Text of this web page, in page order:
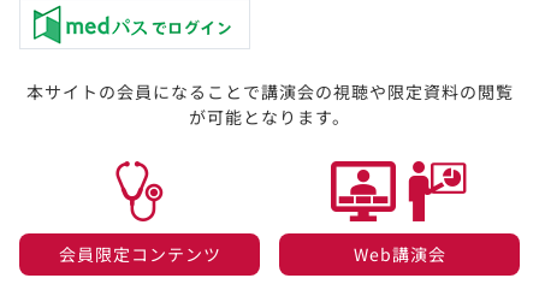
本サイトの会員になることで講演会の視聴や限定資料の閲覧
が可能となります。
会員限定コンテンツ​
Web講演会​